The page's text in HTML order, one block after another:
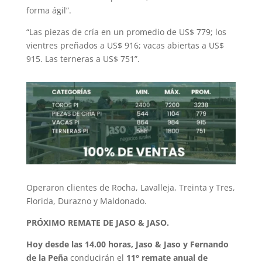
forma ágil”.
“Las piezas de cría en un promedio de US$ 779; los
vientres preñados a US$ 916; vacas abiertas a US$
915. Las terneras a US$ 751”.
Operaron clientes de Rocha, Lavalleja, Treinta y Tres,
Florida, Durazno y Maldonado.
PRÓXIMO REMATE DE JASO & JASO.
Hoy desde las 14.00 horas, Jaso & Jaso y Fernando
de la Peñaconducirán el 11° remate anual de